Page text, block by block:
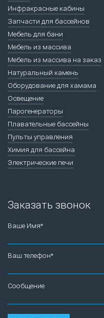
Инфракрасные кабины
Запчасти для бассейнов
Мебель для бани
Мебель из массива
Мебель из массива на заказ
Натуральный камень
Оборудование для хамама
Освещение
Парогенераторы
Плавательные бассейны
Пульты управления
Химия для бассейна
Электрические печи
Заказать звонок
Ваше Имя*
Ваш телефон*
Сообщение